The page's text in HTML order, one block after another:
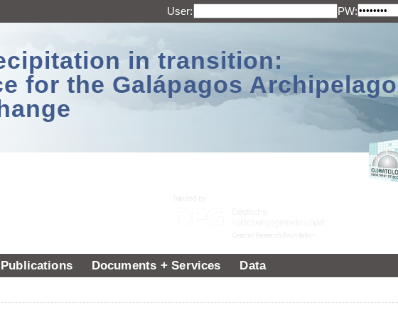
User: PW:
in transition:
for the Galápagos Archipelago
Publications Documents + Services Data